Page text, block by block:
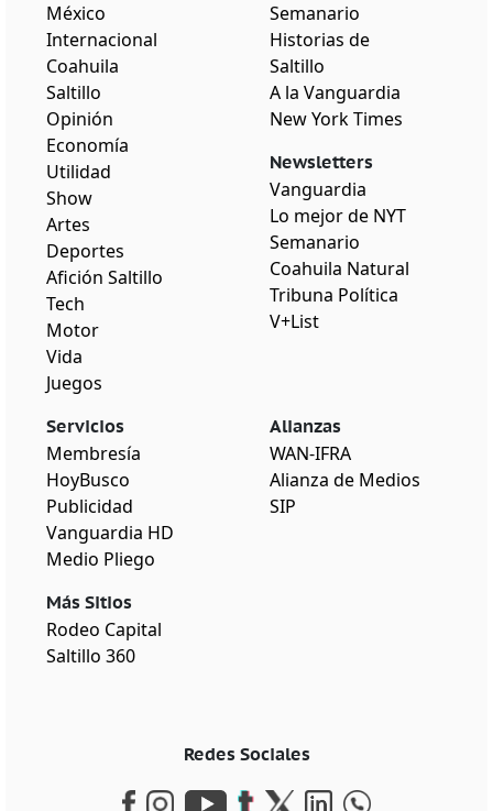
México
Internacional
Coahuila
Saltillo
Opinión
Economía
Utilidad
Show
Artes
Deportes
Afición Saltillo
Tech
Motor
Vida
Juegos
Semanario
Historias de
Saltillo
A la Vanguardia
New York Times
Newsletters
Vanguardia
Lo mejor de NYT
Semanario
Coahuila Natural
Tribuna Política
V+List
Servicios
Membresía
HoyBusco
Publicidad
Vanguardia HD
Medio Pliego
Más Sitios
Rodeo Capital
Saltillo 360
Alianzas
WAN-IFRA
Alianza de Medios
SIP
Redes Sociales